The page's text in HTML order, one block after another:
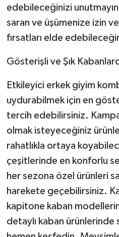
edebileceğinizi unutmayın.
saran ve üşümenize izin
fırsatları elde
Gösterişli ve Şık
Etkileyici erkek giyim
uydurabilmek için en
tercih edebilirsiniz.
olmak isteyeceğiniz
rahatlıkla ortaya
çeşitlerinde en konforlu
her sezona özel ürünleri
harekete geçebilirsiniz.
kapitone kaban
detaylı kaban ürünlerinde